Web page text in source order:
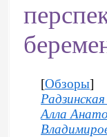
[Обзоры]
Алла